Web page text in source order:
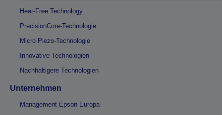
Heat-Free Technology
PrecisionCore-Technologie
Micro Piezo-Technologie
Innovative Technologien
Nachhaltigere Technologien
Unternehmen
Management Epson Europa